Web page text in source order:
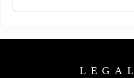
LEGAL